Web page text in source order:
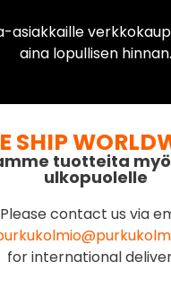
asiakkaille
aina lopullisen hinnan.
SHIP
tuotteita
ulkopuolelle
Please contact us via
for international